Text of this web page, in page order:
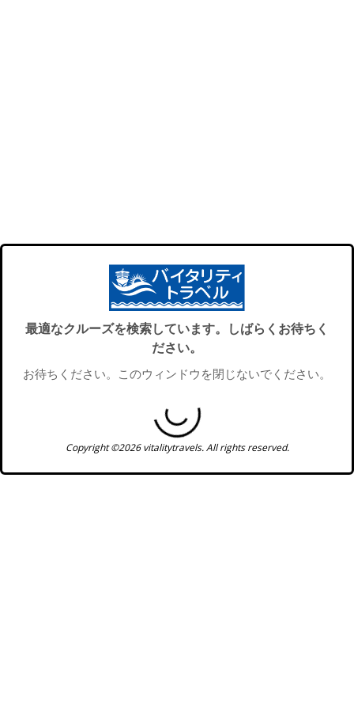
最適なクルーズを検索しています。しばらくお待ちく
ださい。
お待ちください。このウィンドウを閉じないでください。
Copyright ©2026 vitalitytravels. All rights reserved.